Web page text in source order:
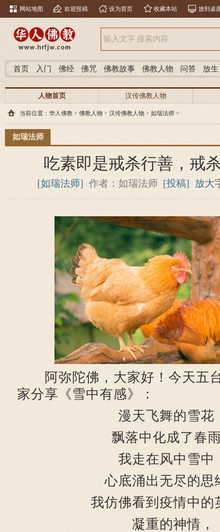
网站地图 欢迎投稿 设为首页 收藏本站 放到桌
首页 入门 佛经 佛咒 佛教故事 佛教人物 问答 放生
人物首页 汉传佛教人物
当前位置： 华人佛教 > 佛教人物 > 汉传佛教人物 > 如瑞法师 >
如瑞法师
吃素即是戒杀行善，戒
[如瑞法师] 作者：如瑞法师 [投稿] 放大
阿弥陀佛，大家好！今天五
家分享《雪中有感》：
漫天飞舞的雪花
飘落中化成了春
我走在风中雪中
心底涌出无尽的思
我仿佛看到疫情中的
凝重的神情，